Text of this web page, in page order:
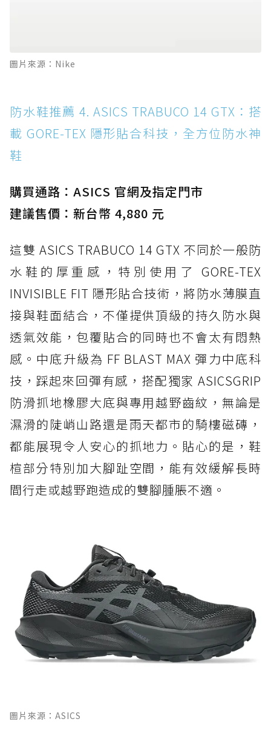
圖片來源：Nike
防水鞋推薦 4. ASICS TRABUCO 14 GTX：搭
載 GORE-TEX 隱形貼合科技，全方位防水神
鞋
購買通路：ASICS 官網及指定門市
建議售價：新台幣 4,880 元
這雙 ASICS TRABUCO 14 GTX 不同於一般防
水鞋的厚重感，特別使用了 GORE-TEX
INVISIBLE FIT 隱形貼合技術，將防水薄膜直
接與鞋面結合，不僅提供頂級的持久防水與
透氣效能，包覆貼合的同時也不會太有悶熱
感。中底升級為 FF BLAST MAX 彈力中底科
技，踩起來回彈有感，搭配獨家 ASICSGRIP
防滑抓地橡膠大底與專用越野齒紋，無論是
濕滑的陡峭山路還是雨天都市的騎樓磁磚，
都能展現令人安心的抓地力。貼心的是，鞋
楦部分特別加大腳趾空間，能有效緩解長時
間行走或越野跑造成的雙腳腫脹不適。
圖片來源：ASICS